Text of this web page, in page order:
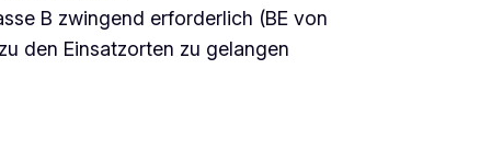
B zwingend erforderlich (BE von
den Einsatzorten zu gelangen